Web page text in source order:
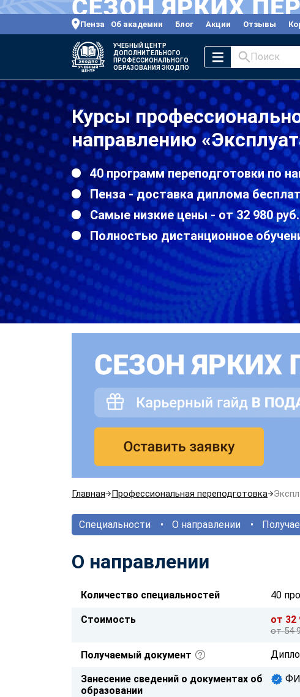
Пенза Об академии Блог Акции Отзывы
УЧЕБНЫЙ ЦЕНТР
ДОПОЛНИТЕЛЬНОГО
ПРОФЕССИОНАЛЬНОГО
ОБРАЗОВАНИЯ ЭКОДПО
Поиск
Курсы
направлению
40 программ переподготовки по
Пенза - доставка диплома
Самые низкие цены - от 32 980 руб.
Полностью дистанционное
Главная Профессиональная переподготовка
Специальности О направлении
О направлении
Количество специальностей 40
Стоимость от 32
от 54
Получаемый документ
Занесение сведений о документах об
образовании